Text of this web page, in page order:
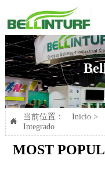

当前位置： Inicio>
Integrado
MOST